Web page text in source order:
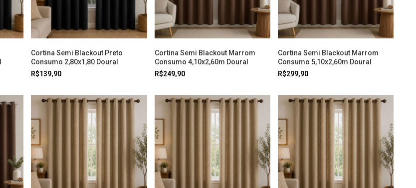
Cortina Semi Blackout Preto
Consumo 2,80x1,80 Doural
R$139,90
Cortina Semi Blackout Marrom
Consumo 4,10x2,60m Doural
R$249,90
Cortina Semi Blackout Marrom
Consumo 5,10x2,60m Doural
R$299,90